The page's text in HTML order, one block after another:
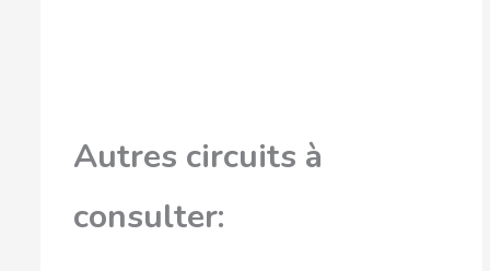
Autres circuits à
consulter: